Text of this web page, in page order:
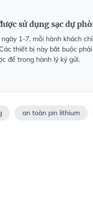
sử dụng sạc dự
ngày 1-7, mỗi hành khách
thiết bị này bắt buộc
để trong hành lý ký gửi.
an toàn pin lithium